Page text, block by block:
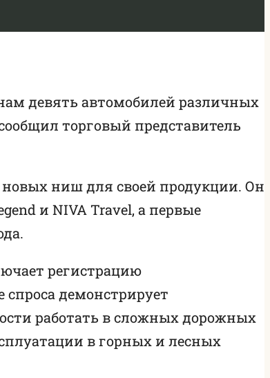
девять автомобилей различных
торговый представитель
новых ниш для своей продукции. Он
и NIVA Travel, а первые
регистрацию
демонстрирует
работать в сложных дорожных
в горных и лесных